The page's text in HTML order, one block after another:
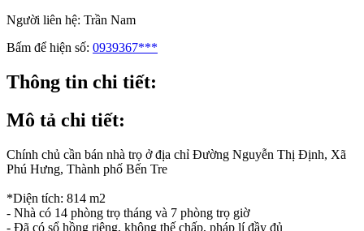
Người liên hệ: Trần Nam
Bấm để hiện số: 0939367***
Thông tin chi tiết:
Mô tả chi tiết:
Chính chủ cần bán nhà trọ ở địa chỉ Đường Nguyễn Thị Định, Xã
Phú Hưng, Thành phố Bến Tre
*Diện tích: 814 m2
- Nhà có 14 phòng trọ tháng và 7 phòng trọ giờ
- Đã có sổ hồng riêng, không thế chấp, pháp lí đầy đủ